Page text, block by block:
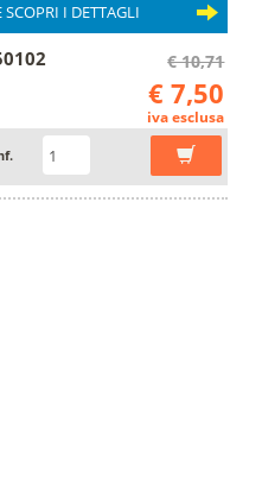
SCOPRI I DETTAGLI
€ 10,71
€ 7,50
iva esclusa